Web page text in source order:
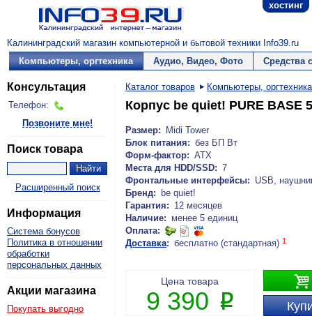
хостинг
Калининградский магазин компьютерной и бытовой техники Info39.ru
Компьютеры, оргтехника
Аудио, Видео, Фото Средства
Консультация
Телефон:
Позвоните мне!
Поиск товара
Расширенный поиск
Информация
Система бонусов
Политика в отношении
обработки
персональных данных
Акции магазина
Покупать выгодно
Каталог товаров Компьютеры, оргтехника
Корпус be quiet! PURE BASE
Размер:
Midi Tower
Блок питания: без БП Вт
Форм-фактор: ATX
Места для HDD/SSD: 7
Фронтальные интерфейсы: USB,
Бренд:
be quiet!
Гарантия: 12 месяцев
Наличие: менее 5 единиц
Оплата:
Доставка: бесплатно (стандартная) 1

Цена товара
9 390 P